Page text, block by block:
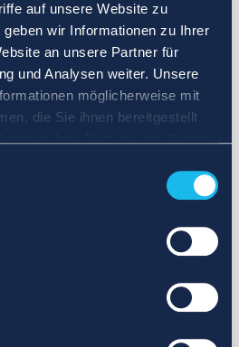
auf unsere Website zu
wir Informationen zu Ihrer
an unsere Partner für
und Analysen weiter. Unsere
möglicherweise mit
die Sie ihnen bereitgestellt